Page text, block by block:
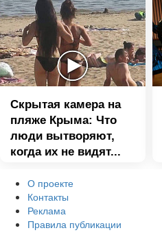
Скрытая камера на
пляже Крыма: Что
люди вытворяют,
когда их не видят...
О проекте
Контакты
Реклама
Правила публикации